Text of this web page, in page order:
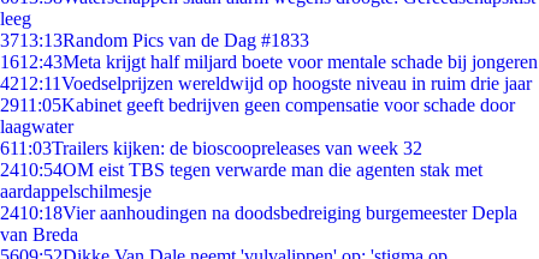
leeg
3713:13Random Pics van de Dag #1833
1612:43Meta krijgt half miljard boete voor mentale schade bij jongeren
4212:11Voedselprijzen wereldwijd op hoogste niveau in ruim drie jaar
2911:05Kabinet geeft bedrijven geen compensatie voor schade door
laagwater
611:03Trailers kijken: de bioscoopreleases van week 32
2410:54OM eist TBS tegen verwarde man die agenten stak met
aardappelschilmesje
2410:18Vier aanhoudingen na doodsbedreiging burgemeester Depla
van Breda